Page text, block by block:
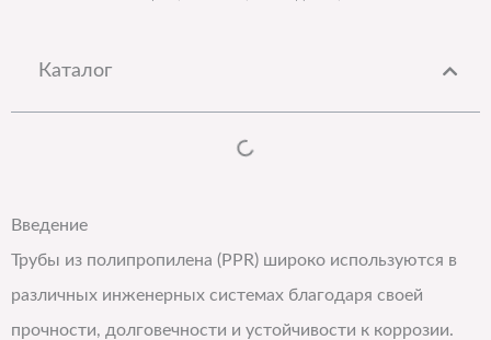
Каталог
Введение
Трубы из полипропилена (PPR) широко используются в
различных инженерных системах благодаря своей
прочности, долговечности и устойчивости к коррозии.